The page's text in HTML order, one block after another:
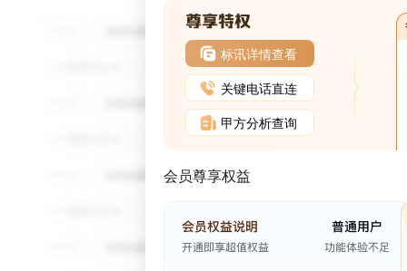
标讯详情查看
关键电话直连
甲方分析查询
会员尊享权益